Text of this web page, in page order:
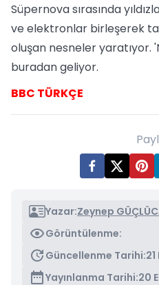
Süpernova sırasında
ve elektronlar birleşerek
oluşan nesneler yaratıyor.
buradan geliyor.
BBC TÜRKÇE
Yazar:Zeynep
Görüntülenme:
Güncellenme Tarihi:
Yayınlanma Tarihi:20